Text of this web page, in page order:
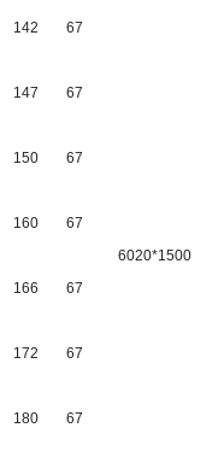
142 67
6020*1500
147 67
150 67
160 67
166 67
172 67
180 67